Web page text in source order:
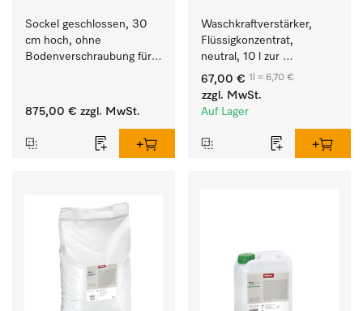
Sockel geschlossen, 30
cm hoch, ohne
Bodenverschraubung für
Waschmaschine und
875,00 € zzgl. MwSt.
Waschkraftverstärker,
Flüssigkonzentrat,
neutral, 10 l zur
wirksamen Entfernung
von Fettverschmutzungen.
67,00 € 1l = 6,70 €
zzgl. MwSt.
Auf Lager